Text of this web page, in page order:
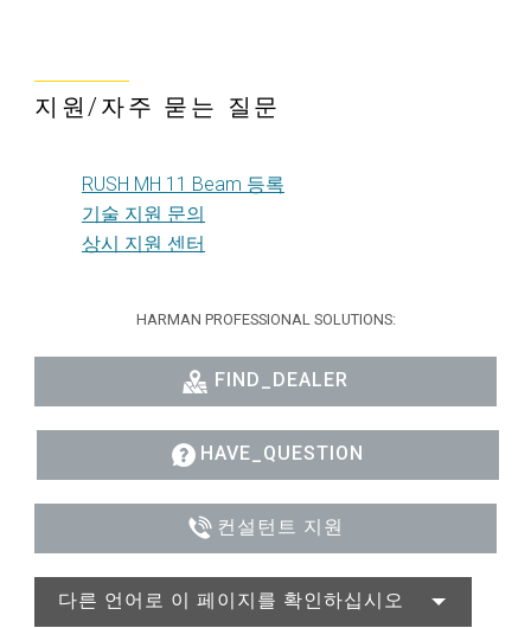
지원/자주 묻는 질문
RUSH MH 11 Beam 등록
기술 지원 문의
상시 지원 센터
HARMAN PROFESSIONAL SOLUTIONS:
FIND_DEALER
HAVE_QUESTION
컨설턴트 지원
다른 언어로 이 페이지를 확인하십시오